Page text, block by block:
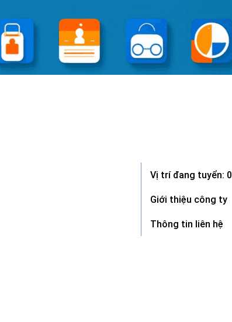
Vị trí đang tuyển: 0
Giới thiệu công ty
Thông tin liên hệ